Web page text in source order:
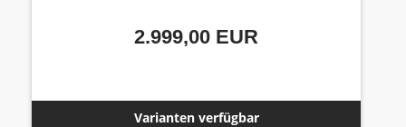
2.999,00 EUR
Varianten verfügbar